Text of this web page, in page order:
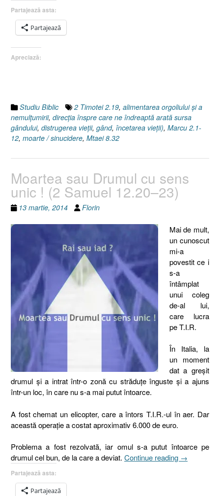
gândului,
gândului”
Partajează asta:
Partajează
Apreciază:
Studiu Biblic 2 Timotei 2.19, alimentarea orgoliului şi a
nemulţumirii, direcţia înspre care ne îndreaptă arată sursa
gândului, distrugerea vieţii, gând, încetarea vieţii), Marcu 2.1-
12, moarte / sinucidere, Mtaei 8.32
Moartea sau Drumul cu sens
unic ! (2 Samuel 12.20–23)
13 martie, 2014 Florin
Mai de mult,
un cunoscut
mi-a
povestit ce i
s-a
întâmplat
unui coleg
de-al lui,
care lucra
pe T.I.R.
În Italia, la
un moment
dat a greşit
drumul şi a intrat într-o zonă cu străduţe înguste şi a ajuns
într-un loc, în care nu s-a mai putut întoarce.
A fost chemat un elicopter, care a întors T.I.R.-ul în aer. Dar
această operaţie a costat aproximativ 6.000 de euro.
Problema a fost rezolvată, iar omul s-a putut întoarce pe
drumul cel bun, de la care a deviat. Continue reading „Moartea
→
Partajează asta:
Partajează